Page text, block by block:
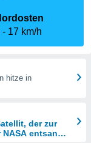
17 km/h
hitze in
der zur
entsandt